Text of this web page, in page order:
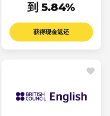
到 5.84%
获得现金返还